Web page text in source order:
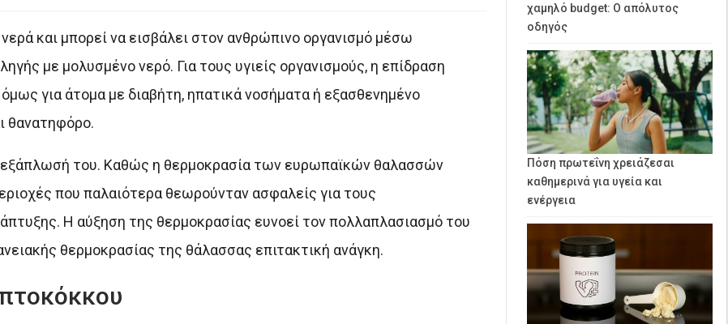
και μπορεί να εισβάλει στον ανθρώπινο οργανισμό μέσω
με μολυσμένο νερό. Για τους υγιείς οργανισμούς, η επίδραση
για άτομα με διαβήτη, ηπατικά νοσήματα ή εξασθενημένο
θανατηφόρο.
εξάπλωσή του. Καθώς η θερμοκρασία των ευρωπαϊκών θαλασσών
που παλαιότερα θεωρούνταν ασφαλείς για τους
Η αύξηση της θερμοκρασίας ευνοεί τον πολλαπλασιασμό του
θερμοκρασίας της θάλασσας επιτακτική ανάγκη.
χαμηλό budget: Ο απόλυτος
οδηγός
Πόση πρωτεΐνη χρειάζεσαι
καθημερινά για υγεία και
ενέργεια